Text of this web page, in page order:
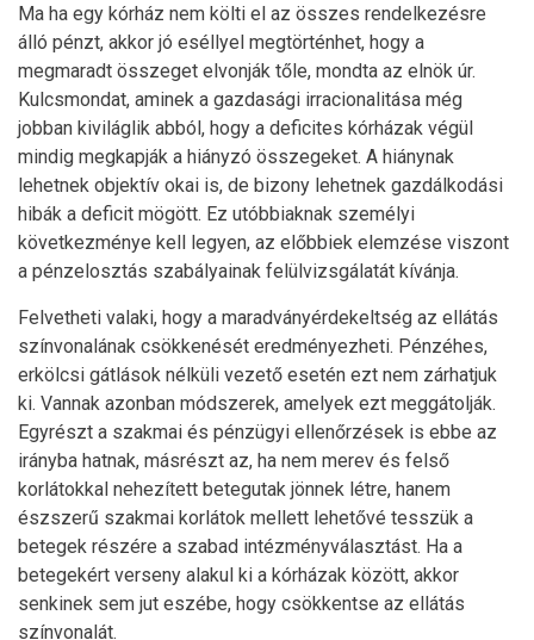
Ma ha egy kórház nem költi el az összes rendelkezésre
álló pénzt, akkor jó eséllyel megtörténhet, hogy a
megmaradt összeget elvonják tőle, mondta az elnök úr.
Kulcsmondat, aminek a gazdasági irracionalitása még
jobban kiviláglik abból, hogy a deficites kórházak végül
mindig megkapják a hiányzó összegeket. A hiánynak
lehetnek objektív okai is, de bizony lehetnek gazdálkodási
hibák a deficit mögött. Ez utóbbiaknak személyi
következménye kell legyen, az előbbiek elemzése viszont
a pénzelosztás szabályainak felülvizsgálatát kívánja.
Felvetheti valaki, hogy a maradványérdekeltség az ellátás
színvonalának csökkenését eredményezheti. Pénzéhes,
erkölcsi gátlások nélküli vezető esetén ezt nem zárhatjuk
ki. Vannak azonban módszerek, amelyek ezt meggátolják.
Egyrészt a szakmai és pénzügyi ellenőrzések is ebbe az
irányba hatnak, másrészt az, ha nem merev és felső
korlátokkal nehezített betegutak jönnek létre, hanem
észszerű szakmai korlátok mellett lehetővé tesszük a
betegek részére a szabad intézményválasztást. Ha a
betegekért verseny alakul ki a kórházak között, akkor
senkinek sem jut eszébe, hogy csökkentse az ellátás
színvonalát.